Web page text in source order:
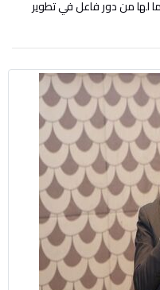
لها من دور فاعل في تطوير